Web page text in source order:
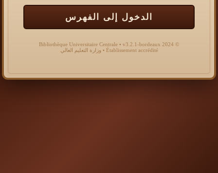
الدخول إلى الفهرس
© 2024 Bibliothèque Universitaire Centrale • v3.2.1-bordeaux
Établissement accrédité • وزارة التعليم العالي